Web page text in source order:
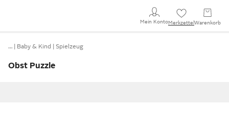
Mein KontoMerkzettel Warenkorb
… Baby & Kind Spielzeug
Obst Puzzle